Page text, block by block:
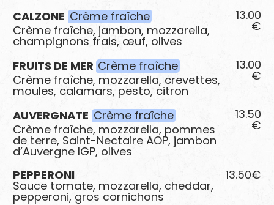
CALZONE Crème fraîche
Crème fraîche, jambon, mozzarella,
champignons frais, œuf, olives
13.00
€
FRUITS DE MER Crème fraîche
Crème fraîche, mozzarella, crevettes,
moules, calamars, pesto, citron
13.00
€
AUVERGNATE Crème fraîche
Crème fraîche, mozzarella, pommes
de terre, Saint-Nectaire AOP, jambon
d’Auvergne IGP, olives
13.50
€
PEPPERONI
Sauce tomate, mozzarella, cheddar,
pepperoni, gros cornichons
13.50€